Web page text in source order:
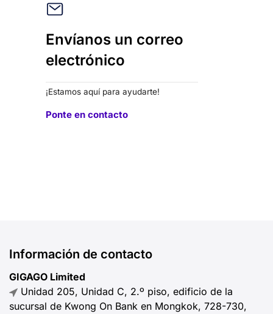
Envíanos un correo
electrónico
¡Estamos aquí para ayudarte!
Ponte en contacto
Información de contacto
GIGAGO Limited
Unidad 205, Unidad C, 2.º piso, edificio de la
sucursal de Kwong On Bank en Mongkok, 728-730,